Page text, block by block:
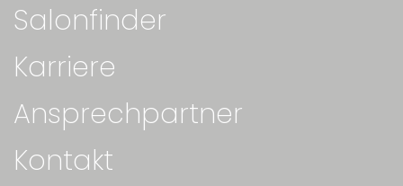
Salonfinder
Karriere
Ansprechpartner
Kontakt